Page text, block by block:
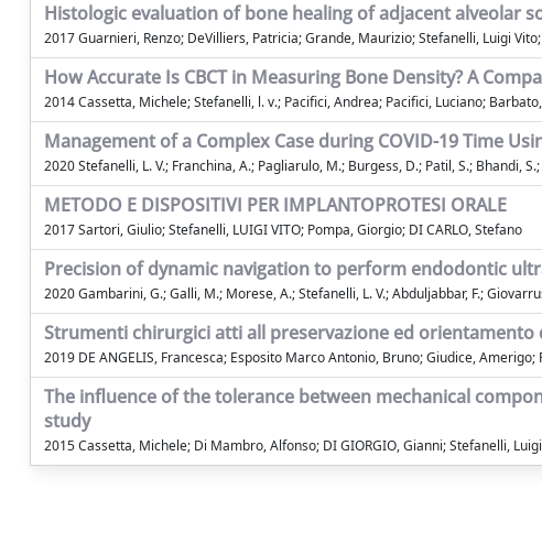
Histologic evaluation of bone healing of adjacent alveolar
2017 Guarnieri, Renzo; DeVilliers, Patricia; Grande, Maurizio; Stefanelli, Luigi
How Accurate Is CBCT in Measuring Bone Density? A
2014 Cassetta, Michele; Stefanelli, l. v.; Pacifici, Andrea; Pacifici, Luciano;
Management of a Complex Case during COVID-19 Time
2020 Stefanelli, L. V.; Franchina, A.; Pagliarulo, M.; Burgess, D.; Patil, S.; Bhandi,
METODO E DISPOSITIVI PER IMPLANTOPROTESI ORALE
2017 Sartori, Giulio; Stefanelli, LUIGI VITO; Pompa, Giorgio; DI CARLO, Stefano
Precision of dynamic navigation to perform endodontic
2020 Gambarini, G.; Galli, M.; Morese, A.; Stefanelli, L. V.; Abduljabbar, F.;
Strumenti chirurgici atti all preservazione ed
2019 DE ANGELIS, Francesca; Esposito Marco Antonio, Bruno; Giudice,
The influence of the tolerance between mechanical
study
2015 Cassetta, Michele; Di Mambro, Alfonso; DI GIORGIO, Gianni; Stefanelli,